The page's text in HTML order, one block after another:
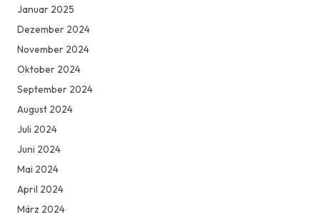
Januar 2025
Dezember 2024
November 2024
Oktober 2024
September 2024
August 2024
Juli 2024
Juni 2024
Mai 2024
April 2024
März 2024